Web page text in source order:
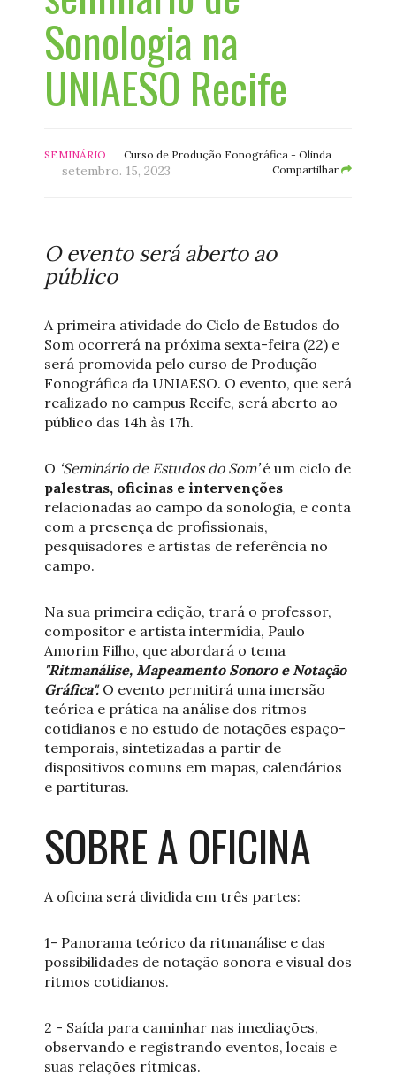
Sonologia na
UNIAESO Recife
SEMINÁRIO Curso de Produção Fonográfica - Olinda
setembro. 15, 2023 Compartilhar
O evento será aberto ao
público
A primeira atividade do Ciclo de Estudos do
Som ocorrerá na próxima sexta-feira (22) e
será promovida pelo curso de Produção
Fonográfica da UNIAESO. O evento, que será
realizado no campus Recife, será aberto ao
público das 14h às 17h.
O ‘Seminário de Estudos do Som’é um ciclo de
palestras, oficinas e intervenções
relacionadas ao campo da sonologia, e conta
com a presença de profissionais,
pesquisadores e artistas de referência no
campo.
Na sua primeira edição, trará o professor,
compositor e artista intermídia, Paulo
Amorim Filho, que abordará o tema
"Ritmanálise, Mapeamento Sonoro e Notação
Gráfica".O evento permitirá uma imersão
teórica e prática na análise dos ritmos
cotidianos e no estudo de notações espaço-
temporais, sintetizadas a partir de
dispositivos comuns em mapas, calendários
e partituras.
SOBRE A OFICINA
A oficina será dividida em três partes:
1- Panorama teórico da ritmanálise e das
possibilidades de notação sonora e visual dos
ritmos cotidianos.
2 - Saída para caminhar nas imediações,
observando e registrando eventos, locais e
suas relações rítmicas.